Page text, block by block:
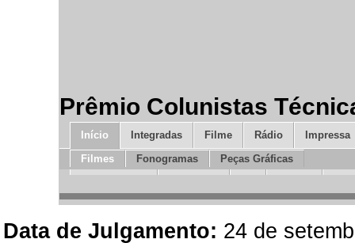
Prêmio Colunistas
Início Integradas Filme Rádio
Impressa
Filmes
Fonogramas Peças Gráficas
Promo e Live Mkt.Direto RP Design
Data de Julgamento: 24 de